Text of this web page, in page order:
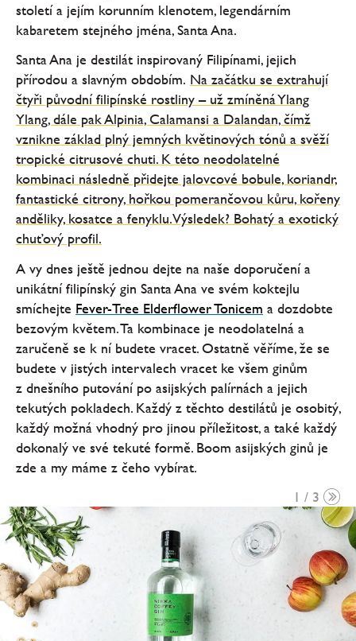
století a jejím korunním klenotem, legendárním
kabaretem stejného jména, Santa Ana.
Santa Ana je destilát inspirovaný Filipínami, jejich
přírodou a slavným obdobím. Na začátku se extrahují
čtyři původní filipínské rostliny – už zmíněná Ylang
Ylang, dále pak Alpinia, Calamansi a Dalandan, čímž
vznikne základ plný jemných květinových tónů a svěží
tropické citrusové chuti. K této neodolatelné
kombinaci následně přidejte jalovcové bobule, koriandr,
fantastické citrony, hořkou pomerančovou kůru, kořeny
anděliky, kosatce a fenyklu. Výsledek? Bohatý a exotický
chuťový profil.
A vy dnes ještě jednou dejte na naše doporučení a
unikátní filipínský gin Santa Ana ve svém koktejlu
smíchejte Fever-Tree Elderflower Tonicem a dozdobte
bezovým květem. Ta kombinace je neodolatelná a
zaručeně se k ní budete vracet. Ostatně věříme, že se
budete v jistých intervalech vracet ke všem ginům
z dnešního putování po asijských palírnách a jejich
tekutých pokladech. Každý z těchto destilátů je osobitý,
každý možná vhodný pro jinou příležitost, a také každý
dokonalý ve své tekuté formě. Boom asijských ginů je
zde a my máme z čeho vybírat.
1 / 3